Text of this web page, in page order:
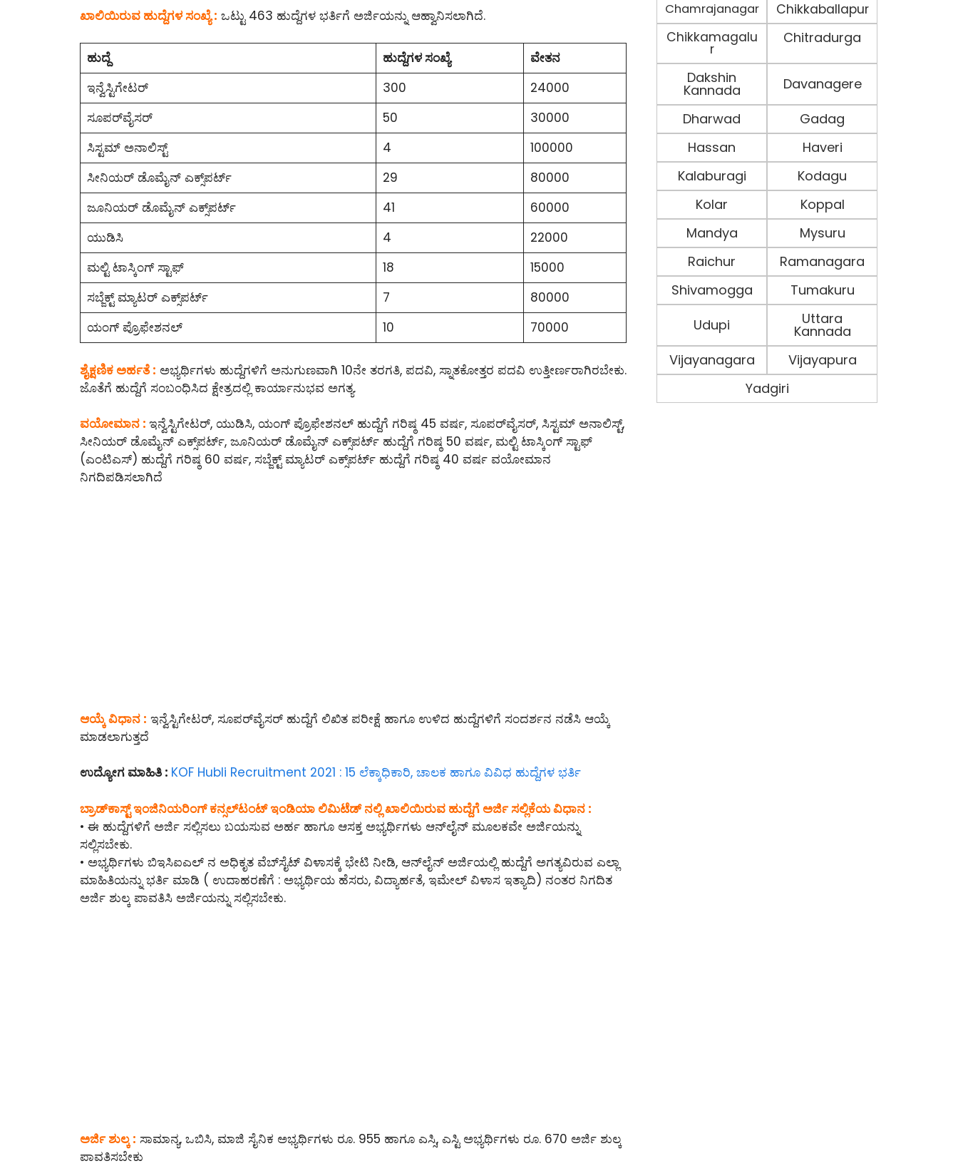
ಖಾಲಿಯಿರುವ ಹುದ್ದೆಗಳ ಸಂಖ್ಯೆ : ಒಟ್ಟು 463 ಹುದ್ದೆಗಳ ಭರ್ತಿಗೆ ಅರ್ಜಿಯನ್ನು ಆಹ್ವಾನಿಸಲಾಗಿದೆ.
ಹುದ್ದೆ ಹುದ್ದೆಗಳ ಸಂಖ್ಯೆ
ವೇತನ
ಇನ್ವೆಸ್ಟಿಗೇಟರ್
300
24000
ಸೂಪರ್‌ವೈಸರ್
50
30000
ಸಿಸ್ಟಮ್‌ ಅನಾಲಿಸ್ಟ್
4
100000
ಸೀನಿಯರ್ ಡೊಮೈನ್ ಎಕ್ಸ್‌ಪರ್ಟ್
29
80000
ಜೂನಿಯರ್ ಡೊಮೈನ್ ಎಕ್ಸ್‌ಪರ್ಟ್‌
41
60000
ಯುಡಿಸಿ
4
22000
ಮಲ್ಟಿ ಟಾಸ್ಕಿಂಗ್ ಸ್ಟಾಫ್
18
15000
ಸಬ್ಜೆಕ್ಟ್‌ ಮ್ಯಾಟರ್ ಎಕ್ಸ್‌ಪರ್ಟ್
7
80000
ಯಂಗ್ ಪ್ರೊಫೇಶನಲ್
10 70000
ಶೈಕ್ಷಣಿಕ ಅರ್ಹತೆ : ಅಭ್ಯರ್ಥಿಗಳು ಹುದ್ದೆಗಳಿಗೆ ಅನುಗುಣವಾಗಿ 10ನೇ ತರಗತಿ, ಪದವಿ, ಸ್ನಾತಕೋತ್ತರ ಪದವಿ ಉತ್ತೀರ್ಣರಾಗಿರಬೇಕು.
ಜೊತೆಗೆ ಹುದ್ದೆಗೆ ಸಂಬಂಧಿಸಿದ ಕ್ಷೇತ್ರದಲ್ಲಿ ಕಾರ್ಯಾನುಭವ ಅಗತ್ಯ.
ವಯೋಮಾನ : ಇನ್ವೆಸ್ಟಿಗೇಟರ್, ಯುಡಿಸಿ, ಯಂಗ್ ಪ್ರೊಫೇಶನಲ್ ಹುದ್ದೆಗೆ ಗರಿಷ್ಠ 45 ವರ್ಷ, ಸೂಪರ್‌ವೈಸರ್, ಸಿಸ್ಟಮ್‌ ಅನಾಲಿಸ್ಟ್‌,
ಸೀನಿಯರ್ ಡೊಮೈನ್ ಎಕ್ಸ್‌ಪರ್ಟ್‌, ಜೂನಿಯರ್ ಡೊಮೈನ್ ಎಕ್ಸ್‌ಪರ್ಟ್‌ ಹುದ್ದೆಗೆ ಗರಿಷ್ಠ 50 ವರ್ಷ, ಮಲ್ಟಿ ಟಾಸ್ಕಿಂಗ್ ಸ್ಟಾಫ್‌
(ಎಂಟಿಎಸ್) ಹುದ್ದೆಗೆ ಗರಿಷ್ಠ 60 ವರ್ಷ, ಸಬ್ಜೆಕ್ಟ್‌ ಮ್ಯಾಟರ್ ಎಕ್ಸ್‌ಪರ್ಟ್ ಹುದ್ದೆಗೆ ಗರಿಷ್ಠ 40 ವರ್ಷ ವಯೋಮಾನ
ನಿಗದಿಪಡಿಸಲಾಗಿದೆ
ಆಯ್ಕೆ ವಿಧಾನ : ಇನ್ವೆಸ್ಟಿಗೇಟರ್, ಸೂಪರ್‌ವೈಸರ್ ಹುದ್ದೆಗೆ ಲಿಖಿತ ಪರೀಕ್ಷೆ ಹಾಗೂ ಉಳಿದ ಹುದ್ದೆಗಳಿಗೆ ಸಂದರ್ಶನ ನಡೆಸಿ ಆಯ್ಕೆ
ಮಾಡಲಾಗುತ್ತದೆ
ಉದ್ಯೋಗ ಮಾಹಿತಿ : KOF Hubli Recruitment 2021 : 15 ಲೆಕ್ಕಾಧಿಕಾರಿ, ಚಾಲಕ ಹಾಗೂ ವಿವಿಧ ಹುದ್ದೆಗಳ ಭರ್ತಿ
ಬ್ರಾಡ್‌ಕಾಸ್ಟ್ ಇಂಜಿನಿಯರಿಂಗ್ ಕನ್ಸಲ್‌ಟಂಟ್‌ ಇಂಡಿಯಾ ಲಿಮಿಟೆಡ್‌ ನಲ್ಲಿ ಖಾಲಿಯಿರುವ ಹುದ್ದೆಗೆ ಅರ್ಜಿ ಸಲ್ಲಿಕೆಯ ವಿಧಾನ :
• ಈ ಹುದ್ದೆಗಳಿಗೆ ಅರ್ಜಿ ಸಲ್ಲಿಸಲು ಬಯಸುವ ಅರ್ಹ ಹಾಗೂ ಆಸಕ್ತ ಅಭ್ಯರ್ಥಿಗಳು ಆನ್‌ಲೈನ್‌ ಮೂಲಕವೇ ಅರ್ಜಿಯನ್ನು
ಸಲ್ಲಿಸಬೇಕು.
• ಅಭ್ಯರ್ಥಿಗಳು ಬಿಇಸಿಐಎಲ್ ನ ಅಧಿಕೃತ ವೆಬ್‌ಸೈಟ್ ವಿಳಾಸಕ್ಕೆ ಭೇಟಿ ನೀಡಿ, ಆನ್‌ಲೈನ್‌ ಅರ್ಜಿಯಲ್ಲಿ ಹುದ್ದೆಗೆ ಅಗತ್ಯವಿರುವ ಎಲ್ಲಾ
ಮಾಹಿತಿಯನ್ನು ಭರ್ತಿ ಮಾಡಿ ( ಉದಾಹರಣೆಗೆ : ಅಭ್ಯರ್ಥಿಯ ಹೆಸರು, ವಿದ್ಯಾರ್ಹತೆ, ಇಮೇಲ್ ವಿಳಾಸ ಇತ್ಯಾದಿ) ನಂತರ ನಿಗದಿತ
ಅರ್ಜಿ ಶುಲ್ಕ ಪಾವತಿಸಿ ಅರ್ಜಿಯನ್ನು ಸಲ್ಲಿಸಬೇಕು.
ಅರ್ಜಿ ಶುಲ್ಕ : ಸಾಮಾನ್ಯ, ಒಬಿಸಿ, ಮಾಜಿ ಸೈನಿಕ ಅಭ್ಯರ್ಥಿಗಳು ರೂ. 955 ಹಾಗೂ ಎಸ್ಸಿ, ಎಸ್ಟಿ ಅಭ್ಯರ್ಥಿಗಳು ರೂ. 670 ಅರ್ಜಿ ಶುಲ್ಕ
ಪಾವತಿಸಬೇಕು
Chamrajanagar
Chikkaballapur
Chikkamagalu
r
Chitradurga
Dakshin
Kannada
Davanagere
Dharwad
Gadag
Hassan
Haveri
Kalaburagi
Kodagu
Kolar
Koppal
Mandya
Mysuru
Raichur
Ramanagara
Shivamogga
Tumakuru
Udupi
Uttara
Kannada
Vijayanagara
Vijayapura
Yadgiri